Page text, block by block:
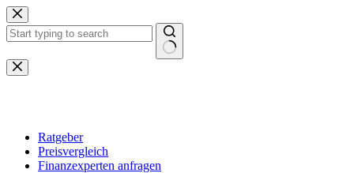
Zum
Inhalt
springen
Keine
Ergebnisse
Ratgeber
Preisvergleich
Finanzexperten anfragen